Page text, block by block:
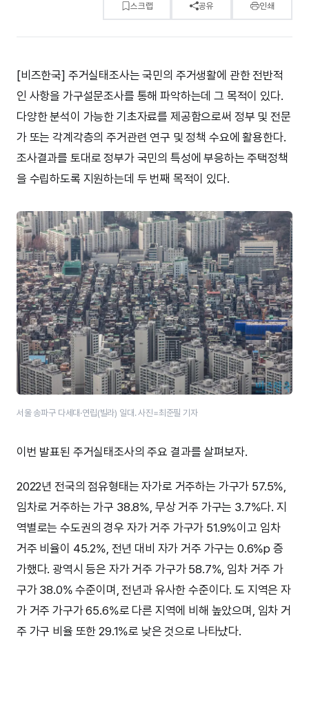
스크랩 공유 인쇄
[비즈한국] 주거실태조사는 국민의 주거생활에 관한 전반적
인 사항을 가구설문조사를 통해 파악하는데 그 목적이 있다.
다양한 분석이 가능한 기초자료를 제공함으로써 정부 및 전문
가 또는 각계각층의 주거관련 연구 및 정책 수요에 활용한다.
조사결과를 토대로 정부가 국민의 특성에 부응하는 주택정책
을 수립하도록 지원하는데 두 번째 목적이 있다.
서울 송파구 다세대·연립(빌라) 일대. 사진=최준필 기자
이번 발표된 주거실태조사의 주요 결과를 살펴보자.
2022년 전국의 점유형태는 자가로 거주하는 가구가 57.5%,
임차로 거주하는 가구 38.8%, 무상 거주 가구는 3.7%다. 지
역별로는 수도권의 경우 자가 거주 가구가 51.9%이고 임차
거주 비율이 45.2%, 전년 대비 자가 거주 가구는 0.6%p 증
가했다. 광역시 등은 자가 거주 가구가 58.7%, 임차 거주 가
구가 38.0% 수준이며, 전년과 유사한 수준이다. 도 지역은 자
가 거주 가구가 65.6%로 다른 지역에 비해 높았으며, 임차 거
주 가구 비율 또한 29.1%로 낮은 것으로 나타났다.